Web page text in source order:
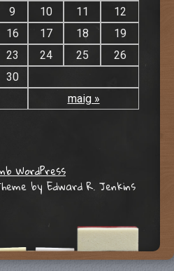
maig »
9 10 11
12
16 17 18
19
23 24 25
26
30
WordPress
by Edward R. Jenkins